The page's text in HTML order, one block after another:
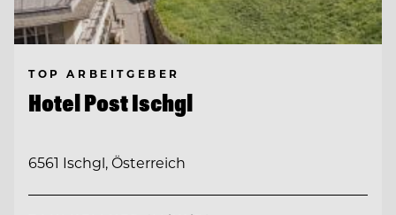
TOP ARBEITGEBER
Hotel Post Ischgl
6561 Ischgl, Österreich